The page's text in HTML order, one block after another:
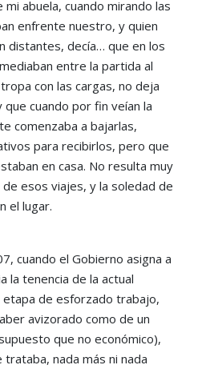
abuela, cuando mirando las
enfrente nuestro, y quien
distantes, decía… que en los
entre la partida al
con las cargas, no deja
cuando por fin veían la
comenzaba a bajarlas,
para recibirlos, pero que
en casa. No resulta muy
esos viajes, y la soledad de
el lugar.
cuando el Gobierno asigna a
la tenencia de la actual
etapa de esforzado trabajo,
avizorado como de un
que no económico),
nada más ni nada